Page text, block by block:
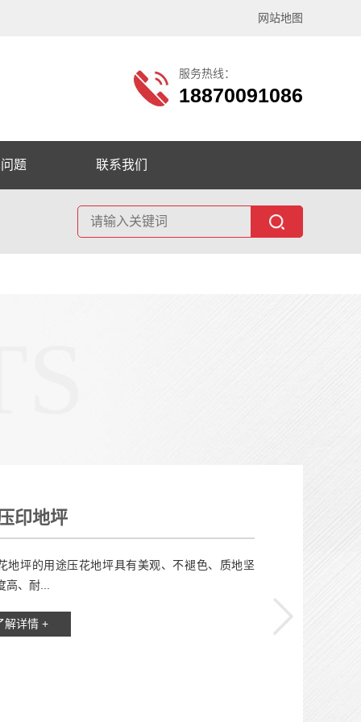
网站地图
服务热线：
18870091086
题 联系我们
印地坪
的用途压花地坪具有美观、不褪色、质地坚
高、耐...
解详情 +